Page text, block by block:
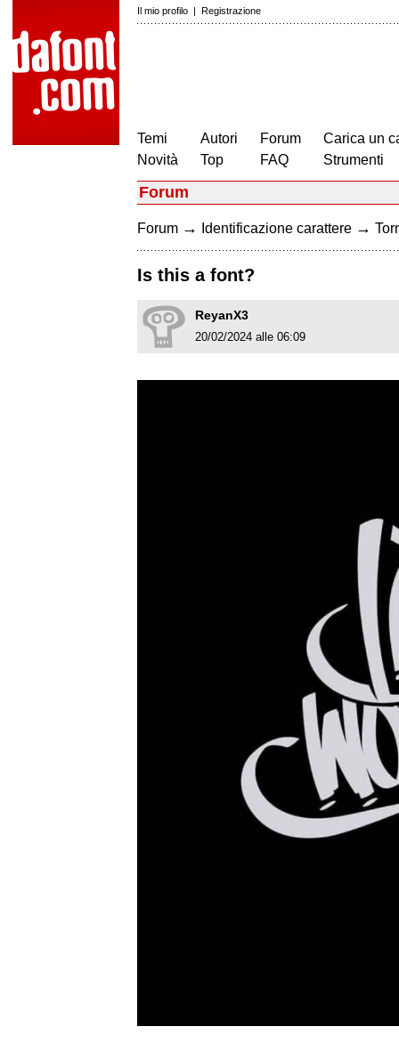
Il mio profilo | Registrazione
Temi
Novità
Autori
Top
Forum
FAQ
Carica un
Strumenti
Forum
Forum → Identificazione carattere →
Is this a font?
ReyanX3
20/02/2024 alle 06:09